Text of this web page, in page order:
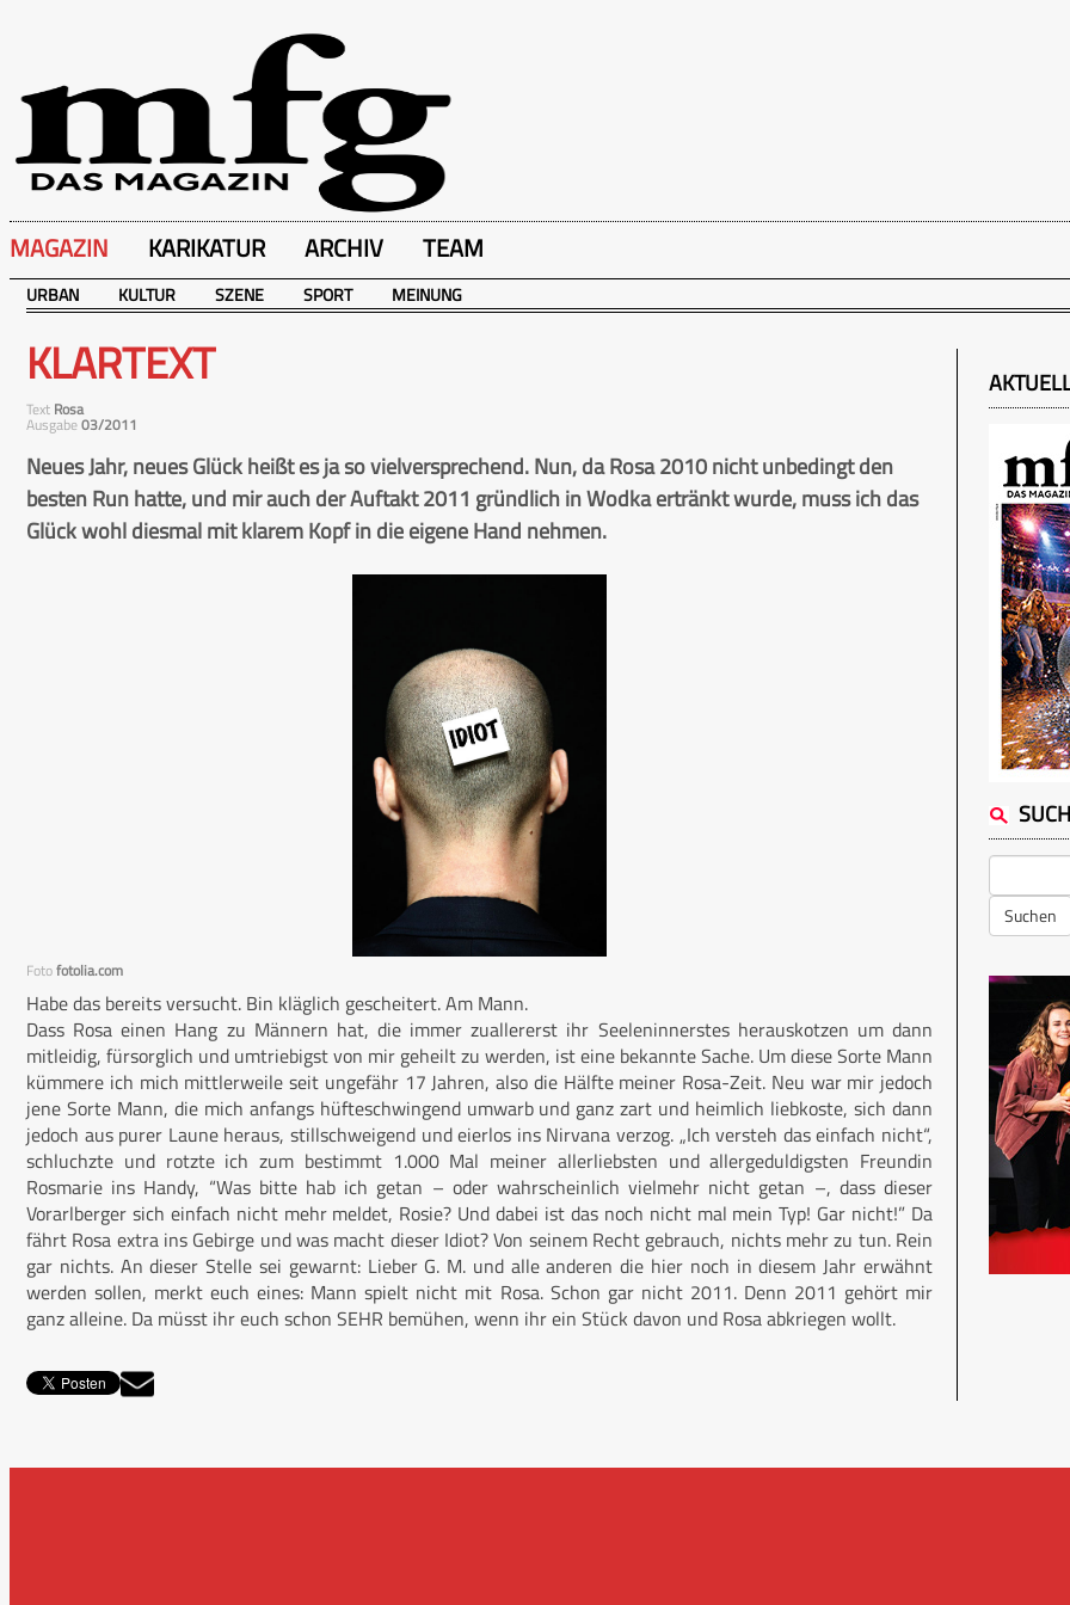
MAGAZIN KARIKATUR ARCHIV TEAM
URBAN KULTUR SZENE SPORT MEINUNG
KLARTEXT
Text Rosa
Ausgabe03/2011
Neues Jahr, neues Glück heißt es ja so vielversprechend. Nun, da Rosa 2010 nicht unbedingt den
besten Run hatte, und mir auch der Auftakt 2011 gründlich in Wodka ertränkt wurde, muss ich das
Glück wohl diesmal mit klarem Kopf in die eigene Hand nehmen.
Fotofotolia.com
Habe das bereits versucht. Bin kläglich gescheitert. Am Mann.
Dass Rosa einen Hang zu Männern hat, die immer zuallererst ihr Seeleninnerstes herauskotzen um dann
mitleidig, fürsorglich und umtriebigst von mir geheilt zu werden, ist eine bekannte Sache. Um diese Sorte Mann
kümmere ich mich mittlerweile seit ungefähr 17 Jahren, also die Hälfte meiner Rosa-Zeit. Neu war mir jedoch
jene Sorte Mann, die mich anfangs hüfteschwingend umwarb und ganz zart und heimlich liebkoste, sich dann
jedoch aus purer Laune heraus, stillschweigend und eierlos ins Nirvana verzog. „Ich versteh das einfach nicht“,
schluchzte und rotzte ich zum bestimmt 1.000 Mal meiner allerliebsten und allergeduldigsten Freundin
Rosmarie ins Handy, “Was bitte hab ich getan – oder wahrscheinlich vielmehr nicht getan –, dass dieser
Vorarlberger sich einfach nicht mehr meldet, Rosie? Und dabei ist das noch nicht mal mein Typ! Gar nicht!” Da
fährt Rosa extra ins Gebirge und was macht dieser Idiot? Von seinem Recht gebrauch, nichts mehr zu tun. Rein
gar nichts. An dieser Stelle sei gewarnt: Lieber G. M. und alle anderen die hier noch in diesem Jahr erwähnt
werden sollen, merkt euch eines: Mann spielt nicht mit Rosa. Schon gar nicht 2011. Denn 2011 gehört mir
ganz alleine. Da müsst ihr euch schon SEHR bemühen, wenn ihr ein Stück davon und Rosa abkriegen wollt.
Suchen